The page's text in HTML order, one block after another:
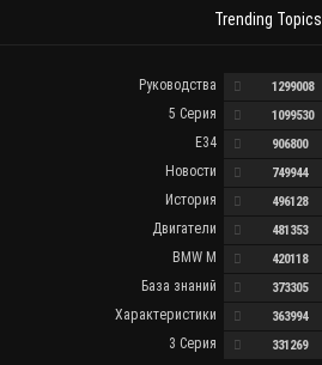
Trending Topics
Руководства 1299008
5 Серия 1099530
E34 906800
Новости 749944
История 496128
Двигатели 481353
BMW M 420118
База знаний 373305
Характеристики 363994
3 Серия 331269